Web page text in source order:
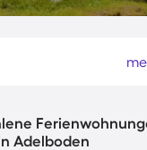
Adelboden